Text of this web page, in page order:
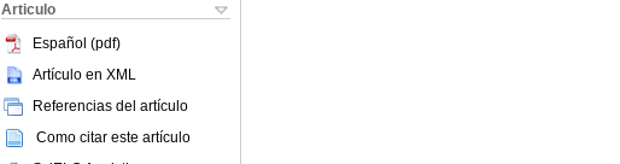
Articulo
Español (pdf)
Artículo en XML
Referencias del artículo
Como citar este artículo